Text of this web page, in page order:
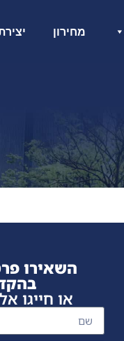
מחירון
השאירו
או חייגו אלינו 054-